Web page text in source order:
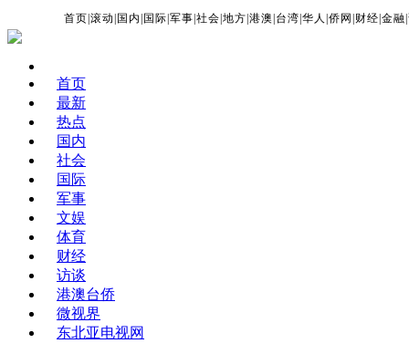
首页 |滚动 国内 国际 |军事 |社会 |地方 |港澳 台湾 |华人 |侨网 财经 |金融 |
首页
最新
热点
国内
社会
国际
军事
文娱
体育
财经
访谈
港澳台侨
微视界
东北亚电视网